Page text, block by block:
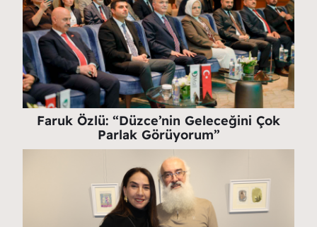
Faruk Özlü: “Düzce’nin Geleceğini Çok
Parlak Görüyorum”